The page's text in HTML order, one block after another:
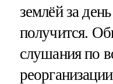
землёй за
получится.
слушания по